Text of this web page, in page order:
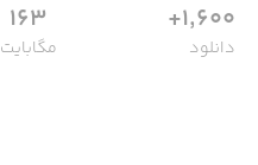
1,600+
دانلود
163
مگابایت